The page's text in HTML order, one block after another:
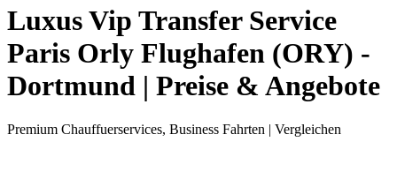
Luxus Vip Transfer Service
Paris Orly Flughafen (ORY) -
Dortmund | Preise & Angebote
Premium Chauffuerservices, Business Fahrten | Vergleichen